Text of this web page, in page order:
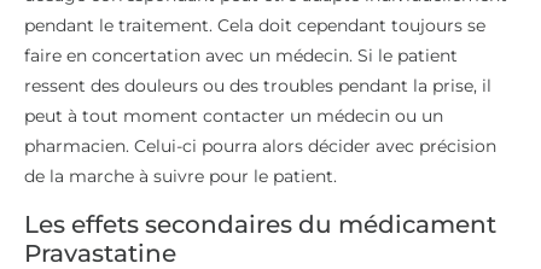
pendant le traitement. Cela doit cependant toujours se
faire en concertation avec un médecin. Si le patient
ressent des douleurs ou des troubles pendant la prise, il
peut à tout moment contacter un médecin ou un
pharmacien. Celui-ci pourra alors décider avec précision
de la marche à suivre pour le patient.
Les effets secondaires du médicament
Pravastatine